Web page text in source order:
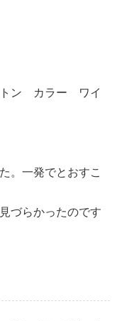
トン カラー ワイ
。一発でとおすこ
づらかったのです